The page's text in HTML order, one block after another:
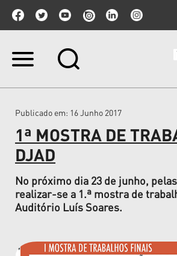
Ir
Ir
navegação
Publicado em: 16 Junho 2017
1ª MOSTRA DE
DJAD
No próximo dia 23 de junho,
realizar-se a 1.ª mostra de
Auditório Luís Soares.